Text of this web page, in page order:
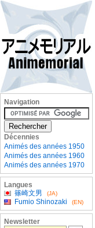
Navigation
Décennies
Animés des années 1950
Animés des années 1960
Animés des années 1970
Langues
篠崎文男
(JA)
Fumio Shinozaki (EN)
Newsletter